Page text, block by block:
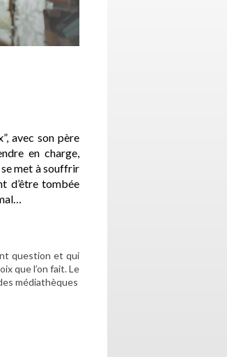
avec son père
en charge,
met à souffrir
d’être tombée
question et qui
que l’on fait. Le
médiathèques